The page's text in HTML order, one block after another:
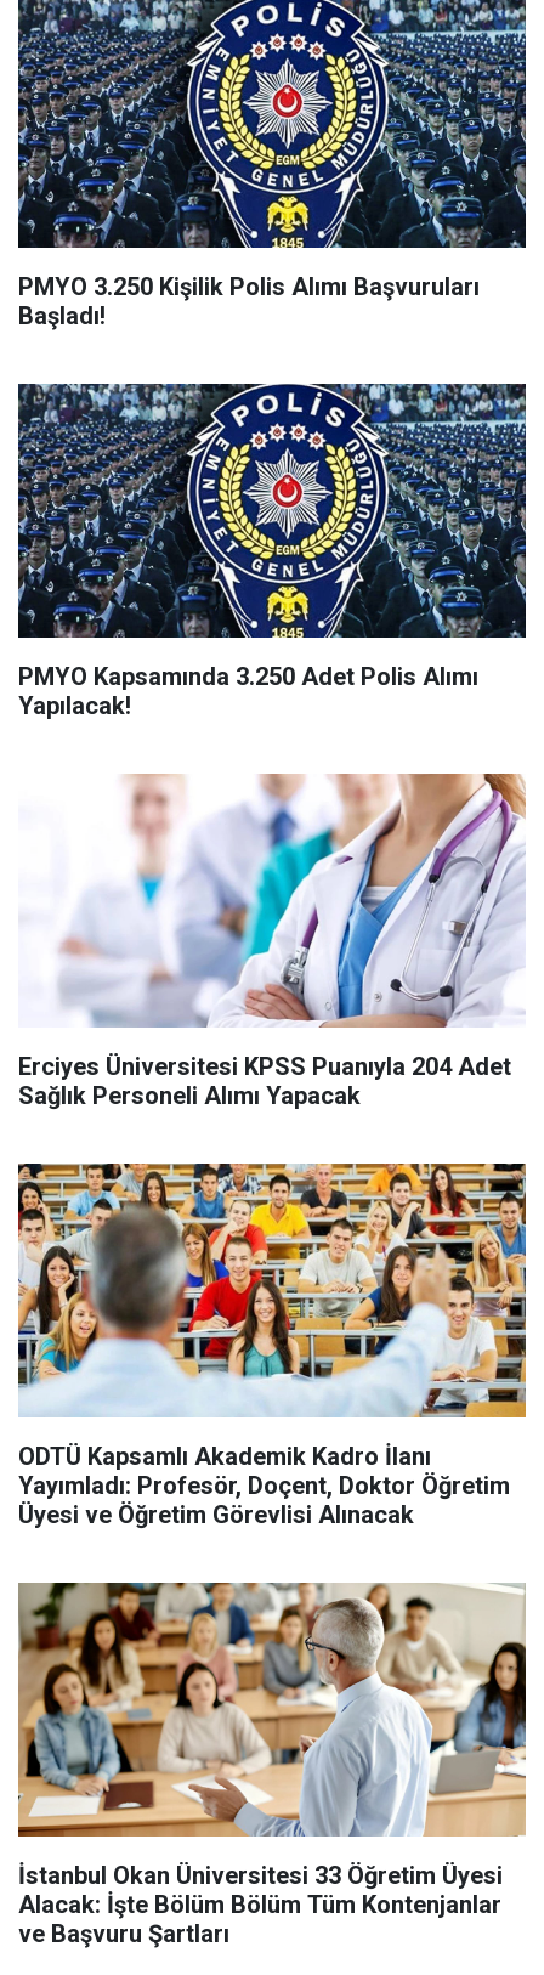
PMYO 3.250 Kişilik Polis Alımı Başvuruları
Başladı!
PMYO Kapsamında 3.250 Adet Polis Alımı
Yapılacak!
Erciyes Üniversitesi KPSS Puanıyla 204 Adet
Sağlık Personeli Alımı Yapacak
ODTÜ Kapsamlı Akademik Kadro İlanı
Yayımladı: Profesör, Doçent, Doktor Öğretim
Üyesi ve Öğretim Görevlisi Alınacak
İstanbul Okan Üniversitesi 33 Öğretim Üyesi
Alacak: İşte Bölüm Bölüm Tüm Kontenjanlar
ve Başvuru Şartları